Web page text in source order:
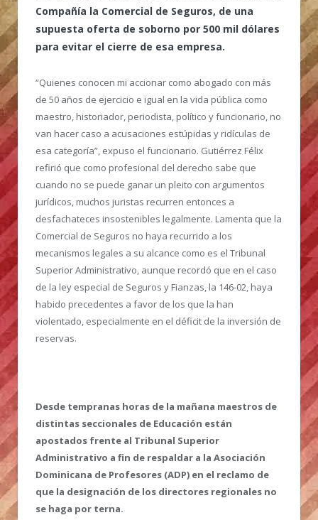
Compañía la Comercial de Seguros, de una
supuesta oferta de soborno por 500 mil dólares
para evitar el cierre de esa empresa.
“Quienes conocen mi accionar como abogado con más
de 50 años de ejercicio e igual en la vida pública como
maestro, historiador, periodista, político y funcionario, no
van hacer caso a acusaciones estúpidas y ridículas de
esa categoría”, expuso el funcionario. Gutiérrez Félix
refirió que como profesional del derecho sabe que
cuando no se puede ganar un pleito con argumentos
jurídicos, muchos juristas recurren entonces a
desfachateces insostenibles legalmente. Lamenta que la
Comercial de Seguros no haya recurrido a los
mecanismos legales a su alcance como es el Tribunal
Superior Administrativo, aunque recordó que en el caso
de la ley especial de Seguros y Fianzas, la 146-02, haya
habido precedentes a favor de los que la han
violentado, especialmente en el déficit de la inversión de
reservas.
Desde tempranas horas de la mañana maestros de
distintas seccionales de Educación están
apostados frente al Tribunal Superior
Administrativo a fin de respaldar a la Asociación
Dominicana de Profesores (ADP) en el reclamo de
que la designación de los directores regionales no
se haga por terna.